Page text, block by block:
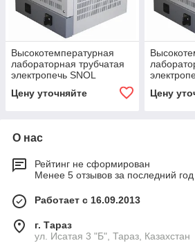
Высокотемпературная
лабораторная трубчатая
электропечь SNOL
Цену уточняйте Цену
О нас
Рейтинг не сформирован
Менее 5 отзывов за последний год
Работает с 16.09.2013
г. Тараз
ул. Исатая 3 "Б", Тараз, Казахстан